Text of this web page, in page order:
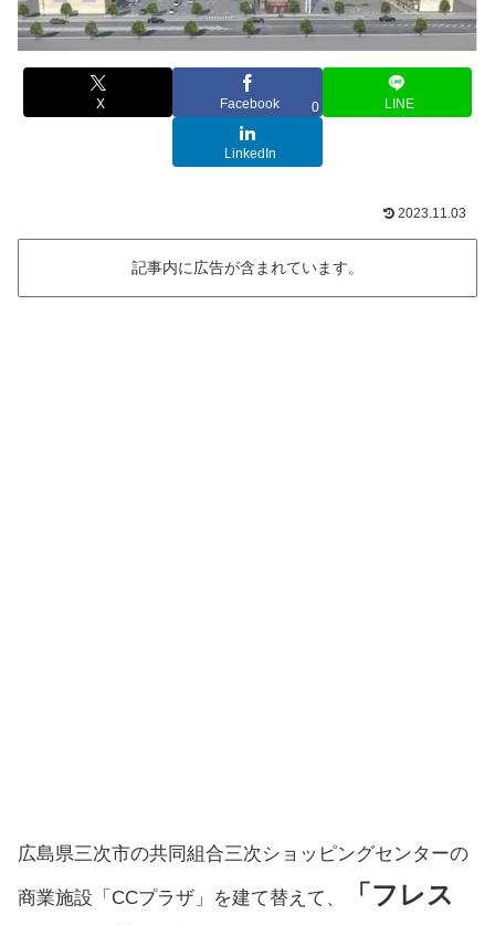
X Facebook 0 LINE
LinkedIn
2023.11.03
記事内に広告が含まれています。
広島県三次市の共同組合三次ショッピングセンターの
商業施設「CCプラザ」を建て替えて、
「フレス